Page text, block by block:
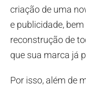
criação de uma
e publicidade,
reconstrução de
que sua marca já
Por isso, além de